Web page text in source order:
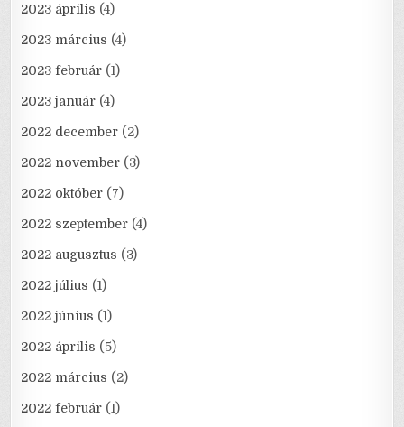
2023 április (4)
2023 március (4)
2023 február (1)
2023 január (4)
2022 december (2)
2022 november (3)
2022 október (7)
2022 szeptember (4)
2022 augusztus (3)
2022 július (1)
2022 június (1)
2022 április (5)
2022 március (2)
2022 február (1)